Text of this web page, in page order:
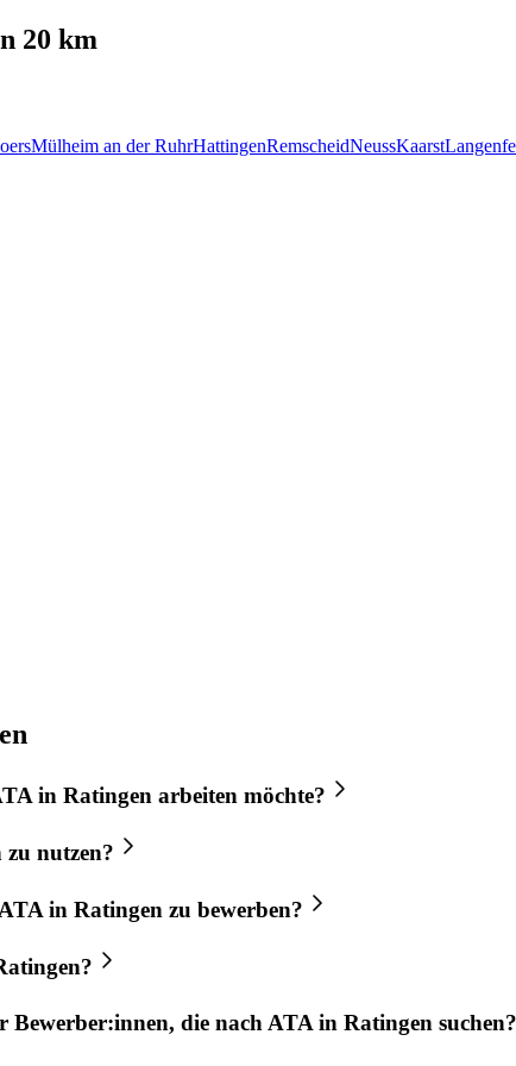
20 km
Mülheim an der RuhrHattingenRemscheidNeussKaarst
in Ratingen arbeiten möchte?
zu nutzen?
ATA in Ratingen zu bewerben?
?
Bewerber:innen, die nachATAin Ratingen suchen?